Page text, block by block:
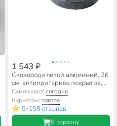
1 543 ₽
Сковорода литой алюминий, 26
см, антипригарное покрытие,
Горница, Гранит, с2651аг
Самовывоз: сегодня
Курьером: завтра
5•158 отзывов
В корзину